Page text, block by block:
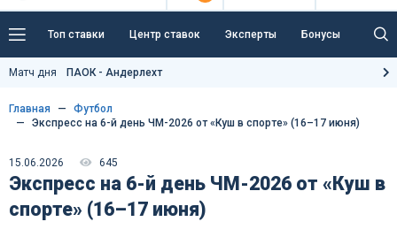
Топ ставки Центр ставок Эксперты Бонусы
Тренды Букмекеры
Как тут заработать?
Матч дня ПАОК - Андерлехт
Главная
Футбол
Экспресс на 6-й день ЧМ-2026 от «Куш в спорте» (16–17 июня)
15.06.2026 645
Экспресс на 6-й день ЧМ-2026 от «Куш в
спорте» (16–17 июня)